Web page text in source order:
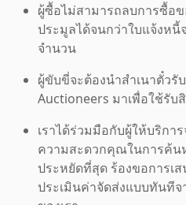
ผู้ซื้อไม่สามารถลบการซื้อ
ประมูลได้จนกว่าใบแจ้งหนี้
จำนวน
ผู้ขับขี่จะต้องนำสำเนาตั๋วรั
Auctioneers มาเพื่อใช้รับ
เราได้ร่วมมือกับผู้ให้บริกา
ความสะดวกคุณในการค้น
ประหยัดที่สุด ร้องขอการเ
ประเมินค่าจัดส่งแบบทันทีจ